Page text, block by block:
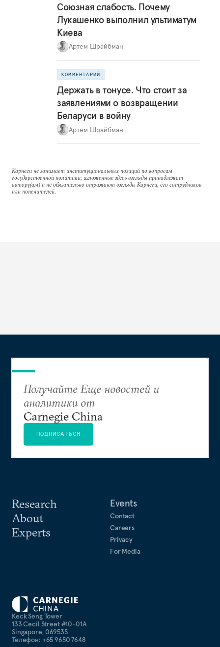
Союзная слабость. Почему
Лукашенко выполнил ультиматум
Киева
Артем Шрайбман
КОММЕНТАРИЙ
Держать в тонусе. Что стоит за
заявлениями о возвращении
Беларуси в войну
Артем Шрайбман
Карнеги не занимает институциональных позиций по вопросам
государственной политики; изложенные здесь взгляды принадлежат
автору(ам) и не обязательно отражают взгляды Карнеги, его сотрудников
или попечителей.
Keck Seng Tower
133 Cecil Street #10-01A
Singapore, 069535
Телефон: +65 9650 7648
Research
About
Experts
Events
Contact
Careers
Privacy
For Media
Получайте Еще новостей и
аналитики от
Carnegie China
ПОДПИСАТЬСЯ